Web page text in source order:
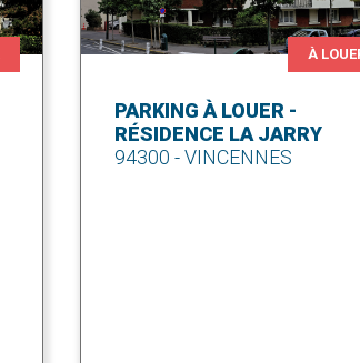
À
PARKING À LOUER -
RÉSIDENCE LA JARRY
94300 - VINCENNES